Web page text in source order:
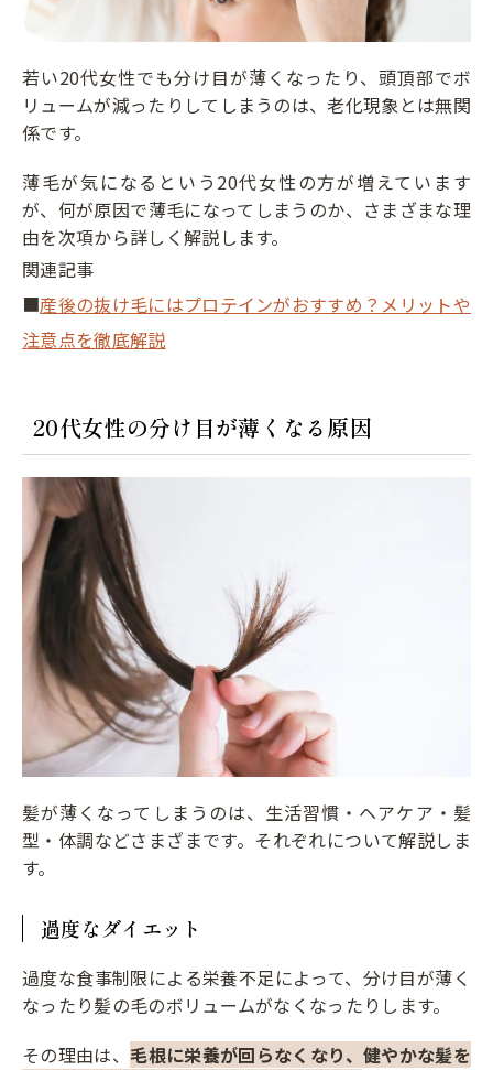
若い20代女性でも分け目が薄くなったり、頭頂部でボ
リュームが減ったりしてしまうのは、老化現象とは無関
係です。
薄毛が気になるという20代女性の方が増えています
が、何が原因で薄毛になってしまうのか、さまざまな理
由を次項から詳しく解説します。
関連記事
■産後の抜け毛にはプロテインがおすすめ？メリットや
注意点を徹底解説
20代女性の分け目が薄くなる原因
髪が薄くなってしまうのは、生活習慣・ヘアケア・髪
型・体調などさまざまです。それぞれについて解説しま
す。
過度なダイエット
過度な食事制限による栄養不足によって、分け目が薄く
なったり髪の毛のボリュームがなくなったりします。
その理由は、 毛根に栄養が回らなくなり、健やかな髪を